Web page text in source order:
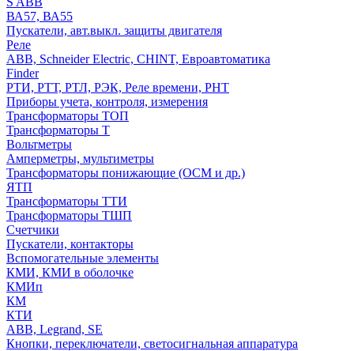
ВА57, ВА55
Пускатели, авт.выкл. защиты двигателя
Реле
ABB, Schneider Electric, CHINT, Евроавтоматика
Finder
РТИ, РТТ, РТЛ, РЭК, Реле времени, РНТ
Приборы учета, контроля, измерения
Трансформаторы ТОП
Трансформаторы Т
Вольтметры
Амперметры, мультиметры
Трансформаторы понижающие (ОСМ и др.)
ЯТП
Трансформаторы ТТИ
Трансформаторы ТШП
Счетчики
Пускатели, контакторы
Вспомогательные элементы
КМИ, КМИ в оболочке
КМИп
КМ
КТИ
ABB, Legrand, SE
Кнопки, переключатели, светосигнальная аппаратура